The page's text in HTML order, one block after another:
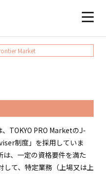
Market
TOKYO PRO MarketのJ-
制度」を採用していま
、一定の資格要件を満た
して、特定業務（上場又は上